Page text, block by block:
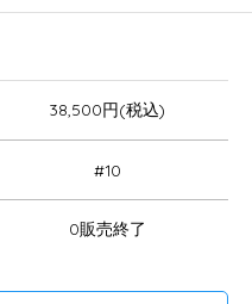
38,500円(税込)
#10
0販売終了